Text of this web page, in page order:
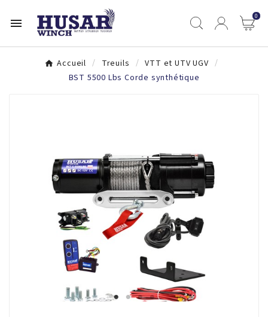
 0
Accueil Treuils
VTT et UTV UGV
BST 5500 Lbs Corde synthétique